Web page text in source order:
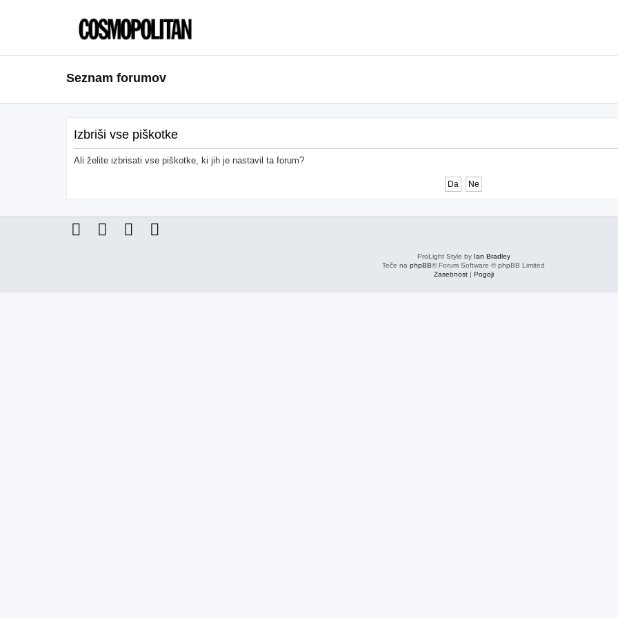
Seznam forumov
Izbriši vse piškotke
Ali želite izbrisati vse piškotke, ki jih je nastavil ta forum?
ProLight Style by Ian Bradley
Teče na phpBB® Forum Software © phpBB Limited
Zasebnost| Pogoji